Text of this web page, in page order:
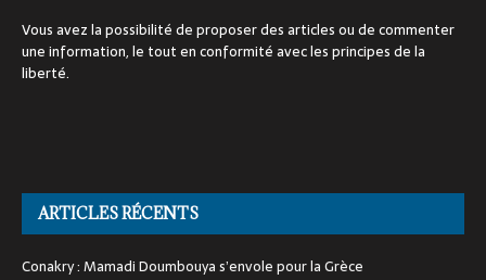
Vous avez la possibilité de proposer des articles ou de commenter
une information, le tout en conformité avec les principes de la
liberté.
ARTICLES RÉCENTS
Conakry : Mamadi Doumbouya s’envole pour la Grèce